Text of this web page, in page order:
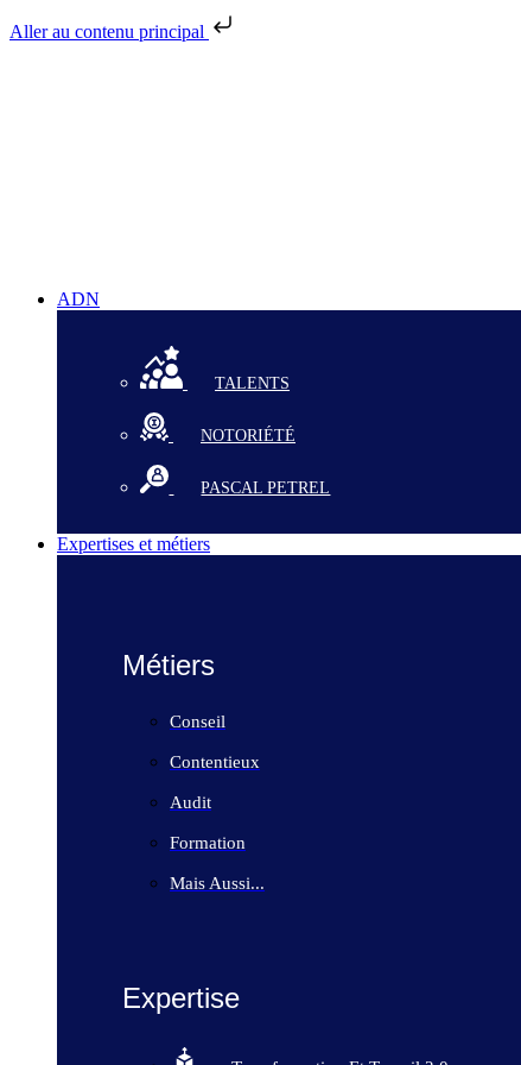
Aller au contenu principal
ADN
TALENTS
NOTORIÉTÉ
PASCAL PETREL
Expertises et métiers
Métiers
Conseil
Contentieux
Audit
Formation
Mais Aussi...
Expertise